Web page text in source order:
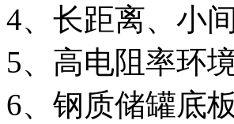
4、长距离、小
5、高电阻率环境
6、钢质储罐底